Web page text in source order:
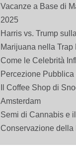
Vacanze a Base di
2025
Harris vs. Trump
Marijuana nella Trap
Come le Celebrità
Percezione
Il Coffee Shop di
Amsterdam
Semi di Cannabis e
Conservazione della